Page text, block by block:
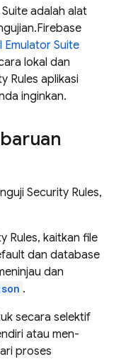
adalah alat
Firebase
Emulator Suite
lokal dan
Rules aplikasi
inginkan.
Security Rules,
Rules, kaitkan file
dan database
dan
.
secara selektif
atau men-
proses